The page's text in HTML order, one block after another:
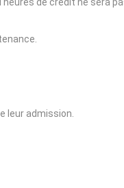
leur admission.